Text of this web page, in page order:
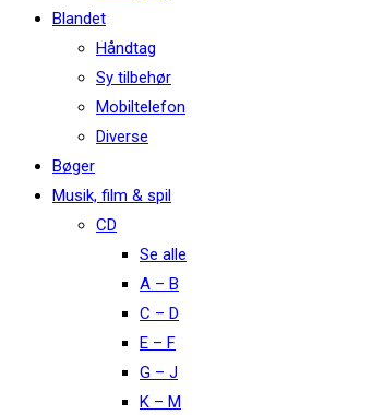
Blandet
Håndtag
Sy tilbehør
Mobiltelefon
Diverse
Bøger
Musik, film & spil
CD
Se alle
A – B
C – D
E – F
G – J
K – M